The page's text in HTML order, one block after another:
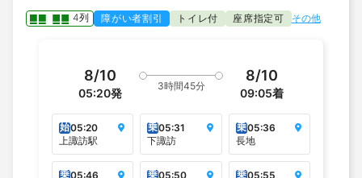
4列 障がい者割引 トイレ付 座席指定可 その他
8/10
05:20発
3時間45分
8/10
09:05着
始05:20
上諏訪駅
乗05:31
下諏訪
乗05:36
長地
乗05:46
乗05:50
乗05:55